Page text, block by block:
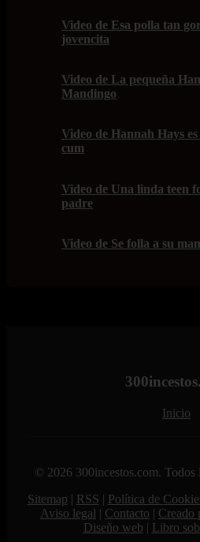
Video de Esa polla tan
jovencita
Video de La pequeña
Mandingo
Video de Hannah Hays
cum
Video de Una linda teen
padre
Video de Se folla a su
Inicio
© 2026 300incestos.com. Todos
Sitemap | RSS | Política de
Aviso legal | Contacto | Creado
Diseño web | Libro